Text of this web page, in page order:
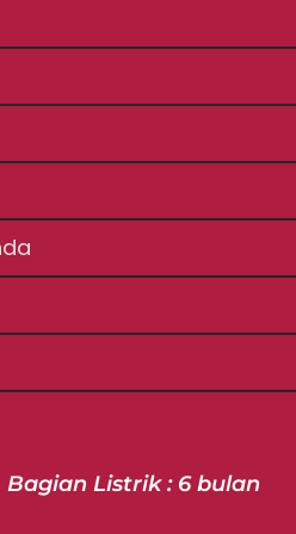
Bagian Listrik : 6 bulan